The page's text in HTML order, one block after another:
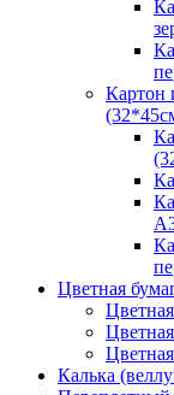
Картон
Цветная
Калька